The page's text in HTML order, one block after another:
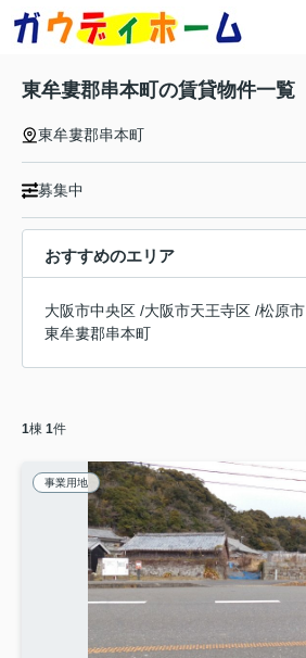
東牟婁郡串本町の賃貸物件一覧
東牟婁郡串本町
募集中
おすすめのエリア
大阪市中央区 /大阪市天王寺区 /松原市
東牟婁郡串本町
1棟 1件
事業用地